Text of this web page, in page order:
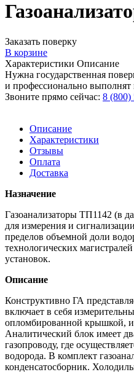
Заказать поверку
В корзине
Характеристики Описание
Нужна государственная
и профессионально выполнят
Звоните прямо сейчас: 8 (800)
Описание
Характеристики
Отзывы
Оплата
Доставка
Назначение
Газоанализаторы ТП1142 (в
для измерения и
пределов объемной доли
технологических
установок.
Описание
Конструктивно ГА
включает в себя
опломбированной крышкой, и
Аналитический блок имеет
газопроводу, где
водорода. В комплект
конденсатосборник.